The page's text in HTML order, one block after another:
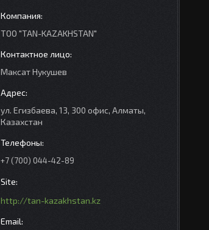
ТОО "TAN-KAZAKHSTAN"
Максат Нукушев
ул. Егизбаева, 13, 300 офис, Алматы,
Казахстан
+7 (700) 044-42-89
http://tan-kazakhstan.kz